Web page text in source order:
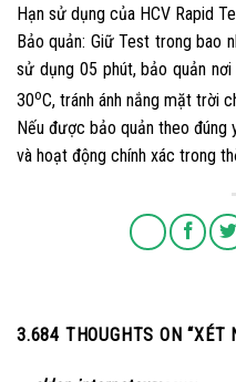
Hạn sử dụng của HCV Rapid
Bảo quản: Giữ Test trong bao
sử dụng 05 phút, bảo quản
30oC, tránh ánh nắng mặt trời
Nếu được bảo quản theo đúng
và hoạt động chính xác trong
3.684 THOUGHTS ON “XÉT